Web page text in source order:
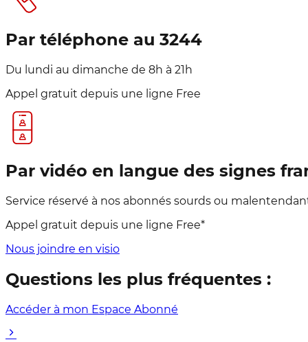
Par téléphone au 3244
Du lundi au dimanche de 8h à 21h
Appel gratuit depuis une ligne Free
Par vidéo en langue des signes
Service réservé à nos abonnés sourds ou
Appel gratuit depuis une ligne Free*
Nous joindre en visio
Questions les plus fréquentes :
Accéder à mon Espace Abonné